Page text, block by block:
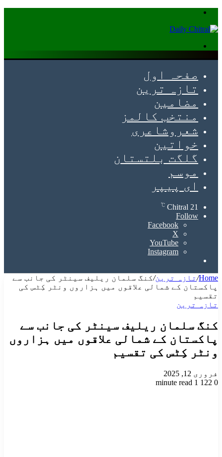
صفحہ اول
تازہ ترین
مضامین
منتخب کالمز
شعروشاعری
خواتین
گلگت بلتستان
موسم
ای پیپر
Chitral 21
℃
Follow
Facebook
X
YouTube
Instagram
Home
/تازہ ترین/کنگ سلمان ریلیف سینٹر کی جانب سے
پاکستان کے شمالی علاقوں میں ہزاروں ونٹر کِٹس کی
تقسیم
تازہ ترین
کنگ سلمان ریلیف سینٹر کی جانب سے
پاکستان کے شمالی علاقوں میں ہزاروں
ونٹر کِٹس کی تقسیم
فروری 12, 2025
0
1 minute read